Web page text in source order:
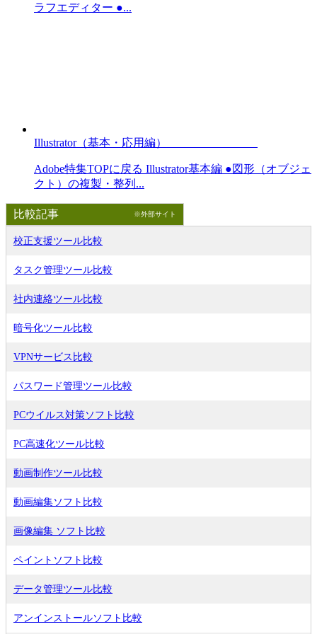
ラフエディター ●...
Illustrator（基本・応用編）
Adobe特集TOPに戻る Illustrator基本編 ●図形（オブジェ
クト）の複製・整列...
比較記事 ※外部サイト
校正支援ツール比較
タスク管理ツール比較
社内連絡ツール比較
暗号化ツール比較
VPNサービス比較
パスワード管理ツール比較
PCウイルス対策ソフト比較
PC高速化ツール比較
動画制作ツール比較
動画編集ソフト比較
画像編集 ソフト比較
ペイントソフト比較
データ管理ツール比較
アンインストールソフト比較